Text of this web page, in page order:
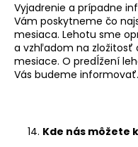
Vyjadrenie a prípadne
Vám poskytneme čo
mesiaca. Lehotu sme
a vzhľadom na zložitosť
mesiace. O predĺžení
Vás budeme informovať.
Kde nás môžete